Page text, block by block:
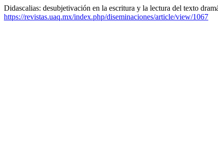
Didascalias: desubjetivación en la escritura y la lectura del texto
https://revistas.uaq.mx/index.php/diseminaciones/article/view/1067